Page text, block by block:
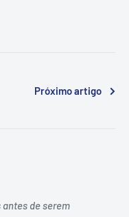
Próximo artigo
de serem